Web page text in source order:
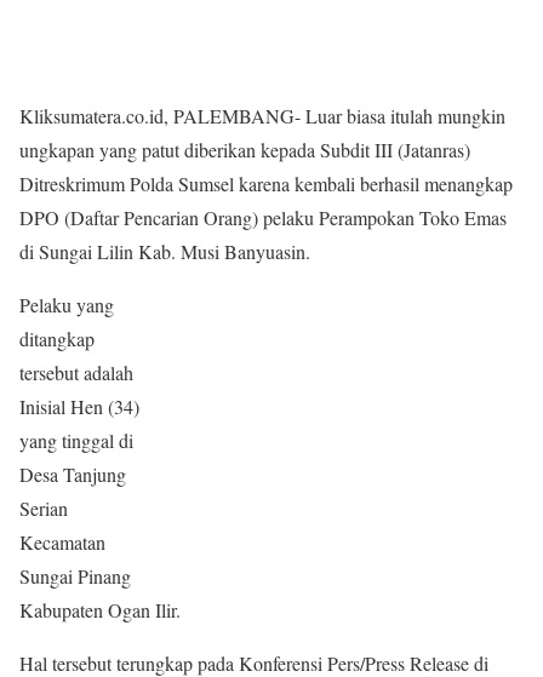
Kliksumatera.co.id, PALEMBANG- Luar biasa itulah mungkin
ungkapan yang patut diberikan kepada Subdit III (Jatanras)
Ditreskrimum Polda Sumsel karena kembali berhasil menangkap
DPO (Daftar Pencarian Orang) pelaku Perampokan Toko Emas
di Sungai Lilin Kab. Musi Banyuasin.
Pelaku yang
ditangkap
tersebut adalah
Inisial Hen (34)
yang tinggal di
Desa Tanjung
Serian
Kecamatan
Sungai Pinang
Kabupaten Ogan Ilir.
Hal tersebut terungkap pada Konferensi Pers/Press Release di